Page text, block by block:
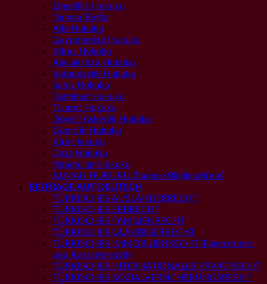
Emeklilik Hukuku
Tanıma Tenfiz
Aile Hukuku
Gayrımenkul Hukuku
Miras Hukuku
Alacak/İcra Hukuku
Vatandaşlık Hukuku
Şahıs Hukuku
Tazminat Hukuku
Ticaret Hukuku
Dövizli Askerlik Hukuku
Gümrük Hukuku
Kira Hukuku
Ceza Hukuku
Yabancılar Hukuku
ALMAN HUKUKU (Sadece Bilgilendirme)
BEITRÄGE AUF DEUTSCH
TÜRKISCHES AUSLÄNDERRECHT
TÜRKISCHES ERBRECHT
TÜRKISCHES FAMILIENRECHT
TÜRKISCHES GLÄUBIGERRECHT
TÜRKISCHES IMMOBILIENRECHT (Eigenstums-
und Katasterrecht)
TÜRKISCHES INTERNATIONALES PRIVATRECHT
TÜRKISCHES SOZIALVERSICHERUNGSRECHT